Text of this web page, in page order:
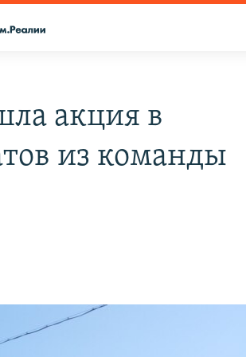
акция в
из команды